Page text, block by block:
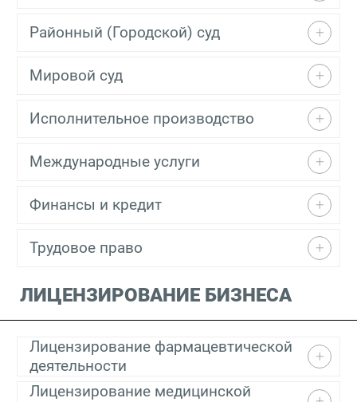
Районный (Городской) суд
Мировой суд
Исполнительное производство
Международные услуги
Финансы и кредит
Трудовое право
ЛИЦЕНЗИРОВАНИЕ БИЗНЕСА
Лицензирование фармацевтической
деятельности
Лицензирование медицинской